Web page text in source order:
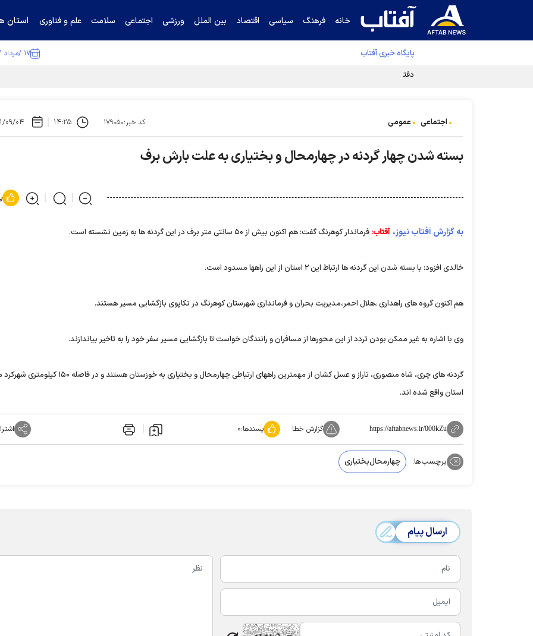
خانه فرهنگ سیاسی اقتصاد بین الملل ورزشی اجتماعی سلامت علم و فناوری استان
پایگاه خبری آفتاب ۱۷ /مرداد /۱۴۰۵
دفتر رهبر انقلاب ادعای خرازی درباره پزشکیان را تکذیب کرد
اجتماعی عمومی کد خبر:۱۷۹۰۵۰ ۱۴:۲۵ ۱۳۹۱/
بسته شدن چهار گردنه در چهارمحال و بختیاری به علت بارش برف
به گزارش آفتاب نیوز، آفتاب:فرماندار کوهرنگ گفت: هم اکنون بیش از ۵۰ سانتی متر برف در این گردنه ها به زمین نشسته است.
خالدی افزود: ‌با بسته شدن این گردنه ها ارتباط این ۲ استان از این راهها مسدود است.
‌هم اکنون گروه های راهداری ،هلال احمر،مدیریت بحران و فرمانداری شهرستان کوهرنگ در تکاپوی بازگشایی مسیر هستند.
وی با اشاره به غیر ممکن بودن تردد از این محورها از مسافران و رانندگان خواست تا بازگشایی مسیر سفر خود را به تاخیر بیاندازند.
گردنه های چری، شاه منصوری، تاراز و عسل کشان از مهمترین راههای ارتباطی چهارمحال و بختیاری به
استان واقع شده اند.
https://aftabnews.ir/000kZu گزارش خطا پسندها:۰
برچسب‌ها: چهارمحال‌بختیاری
ارسال پیام